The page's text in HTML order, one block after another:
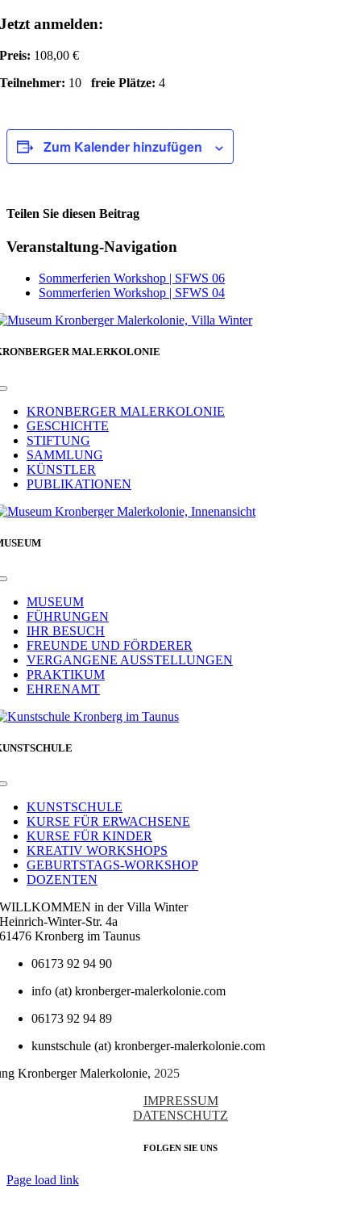
Jetzt anmelden:
Preis: 108,00 €
Teilnehmer: 10freie Plätze: 4
Zum Kalender hinzufügen
Teilen Sie diesen Beitrag
Facebook
Veranstaltung-Navigation
Sommerferien Workshop | SFWS 06
Sommerferien Workshop | SFWS 04
MALERKOLONIE
Toggle
NavigationKRONBERGER MALERKOLONIE
GESCHICHTE
STIFTUNG
SAMMLUNG
KÜNSTLER
PUBLIKATIONEN
Toggle
NavigationMUSEUM
FÜHRUNGEN
IHR BESUCH
FREUNDE UND FÖRDERER
VERGANGENE AUSSTELLUNGEN
PRAKTIKUM
EHRENAMT
Toggle
NavigationKUNSTSCHULE
KURSE FÜR ERWACHSENE
KURSE FÜR KINDER
KREATIV WORKSHOPS
GEBURTSTAGS-WORKSHOP
DOZENTEN
WILLKOMMEN in der Villa Winter
Heinrich-Winter-Str. 4a
61476 Kronberg im Taunus
06173 92 94 90
info (at) kronberger-malerkolonie.com
06173 92 94 89
kunstschule (at) kronberger-malerkolonie.com
Kronberger Malerkolonie, 2025
IMPRESSUM
DATENSCHUTZ
FOLGEN SIE UNS
Page load link